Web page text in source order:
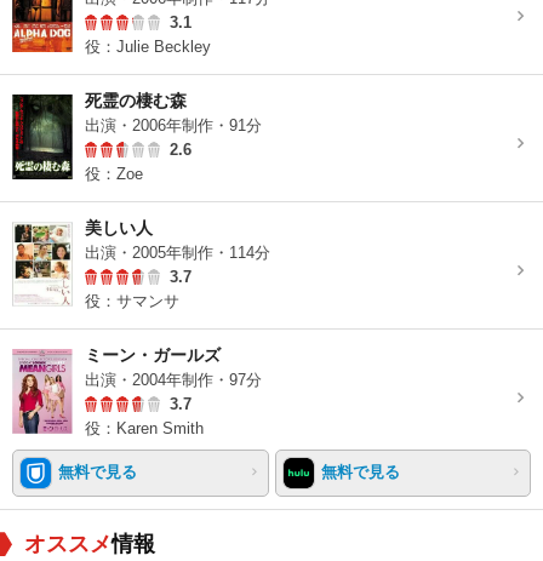
3.1
役：Julie Beckley
死霊の棲む森
出演・2006年制作・91分
2.6
役：Zoe
美しい人
出演・2005年制作・114分
3.7
役：サマンサ
ミーン・ガールズ
出演・2004年制作・97分
3.7
役：Karen Smith
無料で見る 無料で見る
オススメ情報